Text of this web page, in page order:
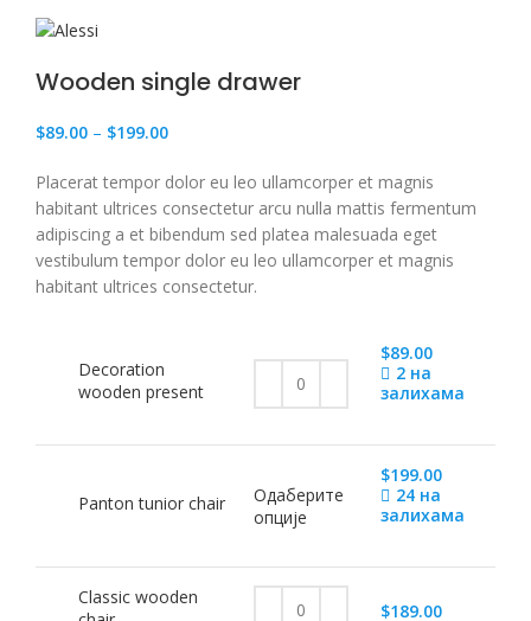
Wooden single drawer
$89.00 – $199.00
Placerat tempor dolor eu leo ullamcorper et magnis
habitant ultrices consectetur arcu nulla mattis fermentum
adipiscing a et bibendum sed platea malesuada eget
vestibulum tempor dolor eu leo ullamcorper et magnis
habitant ultrices consectetur.
Decoration
wooden present
$89.00
2 на
залихама
Panton tunior chair
Одаберите
опције
$199.00
24 на
залихама
Classic wooden
$189.00